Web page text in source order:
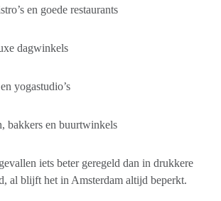
en goede restaurants
dagwinkels
yogastudio’s
bakkers en buurtwinkels
iets beter geregeld dan in drukkere
al blijft het in Amsterdam altijd beperkt.